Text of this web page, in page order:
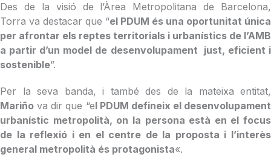
Des de la visió de l’Àrea Metropolitana de Barcelona,
Torra va destacar que “el PDUM és una oportunitat única
per afrontar els reptes territorials i urbanístics de l’AMB
a partir d’un model de desenvolupament just, eficient i
sostenible”.
Per la seva banda, i també des de la mateixa entitat,
Mariño va dir que “el PDUM defineix el desenvolupament
urbanístic metropolità, on la persona està en el focus
de la reflexió i en el centre de la proposta i l’interès
general metropolità és protagonista«.